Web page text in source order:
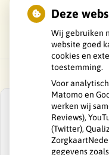
U heeft geen
externe
Deze
Wij gebruiken
website goed
cookies en
toestemming.
Voor
Matomo en
werken wij
Reviews),
(Twitter),
gegevens